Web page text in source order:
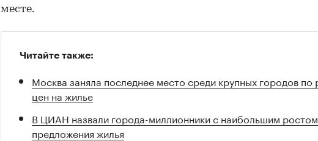
месте.
Читайте также:
Москва заняла последнее место среди крупных городов по
цен на жилье
В ЦИАН назвали города-миллионники с наибольшим ростом
предложения жилья